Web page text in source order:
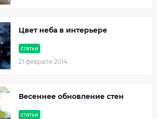
статьи
21 февраля 2014
Цвет неба в интерьере
статьи
Весеннее обновление стен